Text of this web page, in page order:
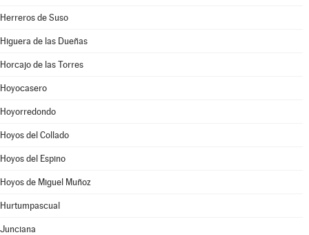
Herreros de Suso
Higuera de las Dueñas
Horcajo de las Torres
Hoyocasero
Hoyorredondo
Hoyos del Collado
Hoyos del Espino
Hoyos de Miguel Muñoz
Hurtumpascual
Junciana